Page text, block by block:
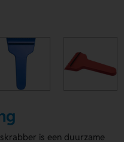
is een duurzame